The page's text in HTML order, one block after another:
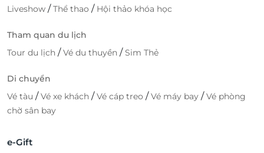
Liveshow /Thể thao / Hội thảo khóa học
Tham quan du lịch
Tour du lịch /Vé du thuyền /Sim Thẻ
Di chuyển
Vé tàu /Vé xe khách /Vé cáp treo /Vé máy bay /Vé phòng
chờ sân bay
e-Gift